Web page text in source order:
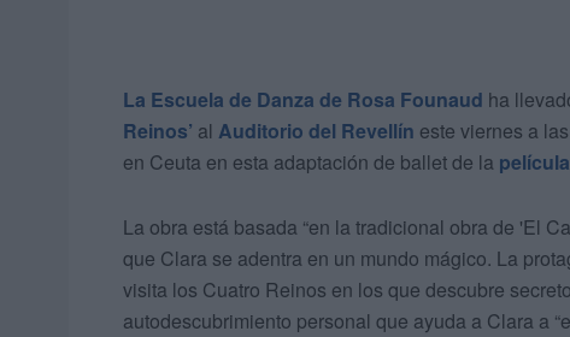
La Escuela de Danza de Rosa Founaud ha
Reinos’ al Auditorio del Revellín este viernes a
en Ceuta en esta adaptación de ballet de la película
La obra está basada “en la tradicional obra de 'El
que Clara se adentra en un mundo mágico. La
visita los Cuatro Reinos en los que descubre
autodescubrimiento personal que ayuda a Clara a